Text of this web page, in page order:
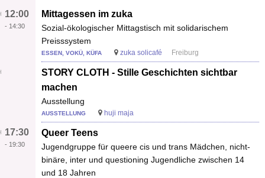
Mittagessen im zuka
Sozial-ökologischer Mittagstisch mit solidarischem
Preisssystem
12:00
- 14:30
ESSEN, VOKÜ, KÜFA zuka solicafé Freiburg
STORY CLOTH - Stille Geschichten sichtbar
machen
Ausstellung
AUSSTELLUNG huji maja
Queer Teens
Jugendgruppe für queere cis und trans Mädchen, nicht-
binäre, inter und questioning Jugendliche zwischen 14
und 18 Jahren
17:30
- 19:30